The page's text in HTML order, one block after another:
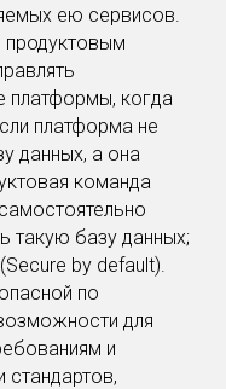
ею сервисов.
платформы, когда
платформа не
данных, а она
команда
такую базу данных;
by default).
по
для
и
стандартов,